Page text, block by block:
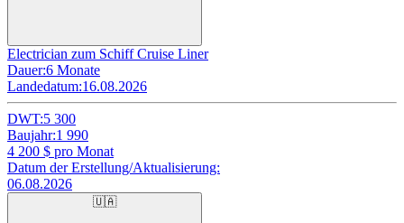
Electrician zum Schiff Cruise Liner
Dauer:6 Monate
Landedatum:16.08.2026
DWT:5 300
Baujahr:1 990
4 200 $ pro Monat
Datum der Erstellung/Aktualisierung:
06.08.2026
🇺🇦